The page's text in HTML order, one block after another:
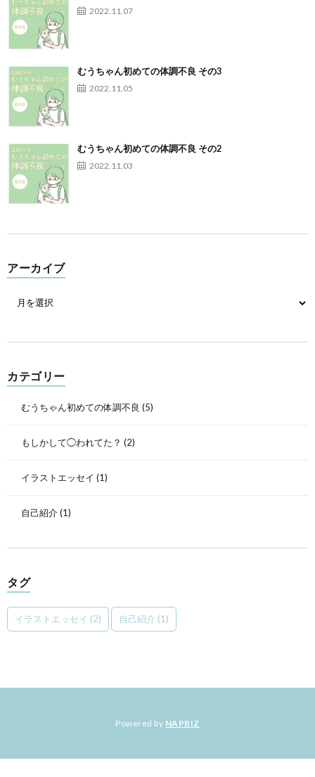
2022.11.07
むうちゃん初めての体調不良 その3
2022.11.05
むうちゃん初めての体調不良 その2
2022.11.03
アーカイブ
カテゴリー
むうちゃん初めての体調不良 (5)
もしかして◯われてた？ (2)
イラストエッセイ (1)
自己紹介(1)
タグ
イラストエッセイ (2) 自己紹介 (1)
Powered by NAPBIZ